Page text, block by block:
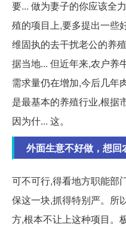
要... 做为妻子的你应该全
殖的项目上,要多提出一些
维固执的去干扰老公的养
据当地... 但近年来,农户养
需求量仍在增加,今后几年
是最基本的养殖行业,根据
因为什... 这。
外面生意不好做，想
可不可行,得看地方职能部
保这一块,抓得特别严。所
方,根本不让上这种项目。